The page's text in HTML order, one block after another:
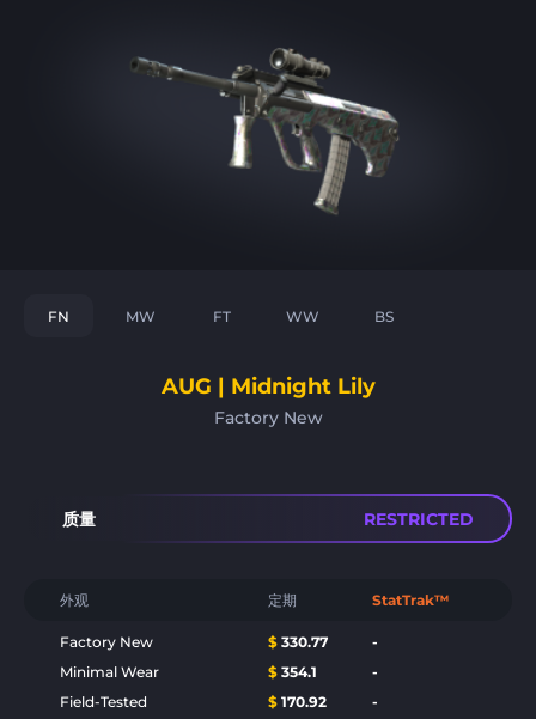
FN MW FT WW BS
AUG | Midnight Lily
Factory New
质量 RESTRICTED
外观 定期 StatTrak™
Factory New $ 330.77
-
Minimal Wear
$ 354.1
-
Field-Tested
$ 170.92
-